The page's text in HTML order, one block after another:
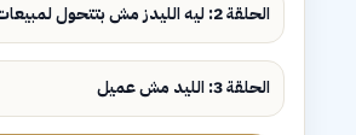
الحلقة 2: ليه الليدز مش بتتحول لمبيعات؟
الحلقة 3: الليد مش عميل